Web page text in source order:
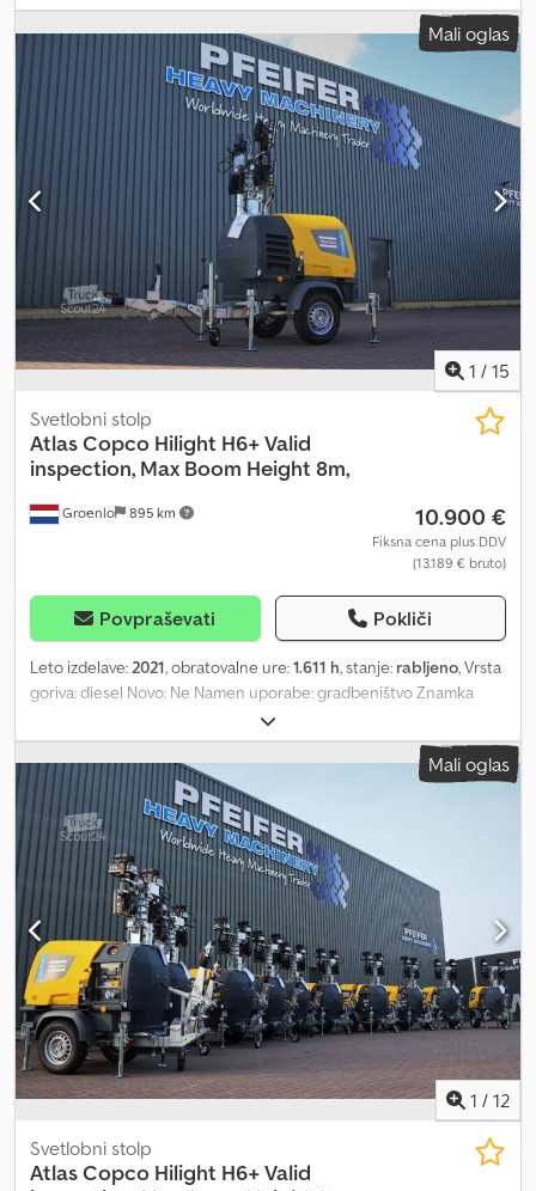
tovornega prostora: 209 x 129 x 250 cm Serijska številka:
ESF207367 Za več informacij se obrnite na PFEIFER GROUP.Mali oglas
1 / 15
Groenlo 895 km
Svetlobni stolp
Atlas Copco Hilight H6+ Valid
inspection, Max Boom Height 8m,
10.900 €
Fiksna cena plus DDV
(13.189 € bruto)
Povpraševati Pokliči
Leto izdelave: 2021, obratovalne ure:1.611 h, stanje: rabljeno, Vrsta
goriva: diesel Novo: Ne Namen uporabe: gradbeništvo Znamka
motorja: Kubota Mere tovornega prostora: 209 x 129 x 250 cm
Chjdpfx Agsza R Tgjkea Serijska številka: ESF207374 Za več
informacij se obrnite na PFEIFER GROUP.
Mali oglas
1 / 12
Svetlobni stolp
Atlas Copco Hilight H6+ Valid